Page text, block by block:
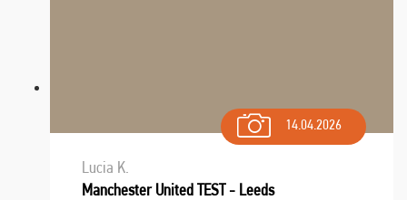
14.04.2026
Lucia K.
Manchester United TEST - Leeds